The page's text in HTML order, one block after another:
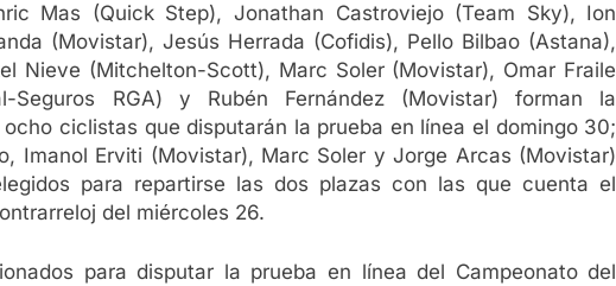
Mas (Quick Step), Jonathan Castroviejo (Team Sky), Ion
(Movistar), Jesús Herrada (Cofidis), Pello Bilbao (Astana),
Nieve (Mitchelton-Scott), Marc Soler (Movistar), Omar Fraile
Seguros RGA) y Rubén Fernández (Movistar) forman la
ciclistas que disputarán la prueba en línea el domingo 30;
Imanol Erviti (Movistar), Marc Soler y Jorge Arcas (Movistar)
para repartirse las dos plazas con las que cuenta el
del miércoles 26.
para disputar la prueba en línea del Campeonato del